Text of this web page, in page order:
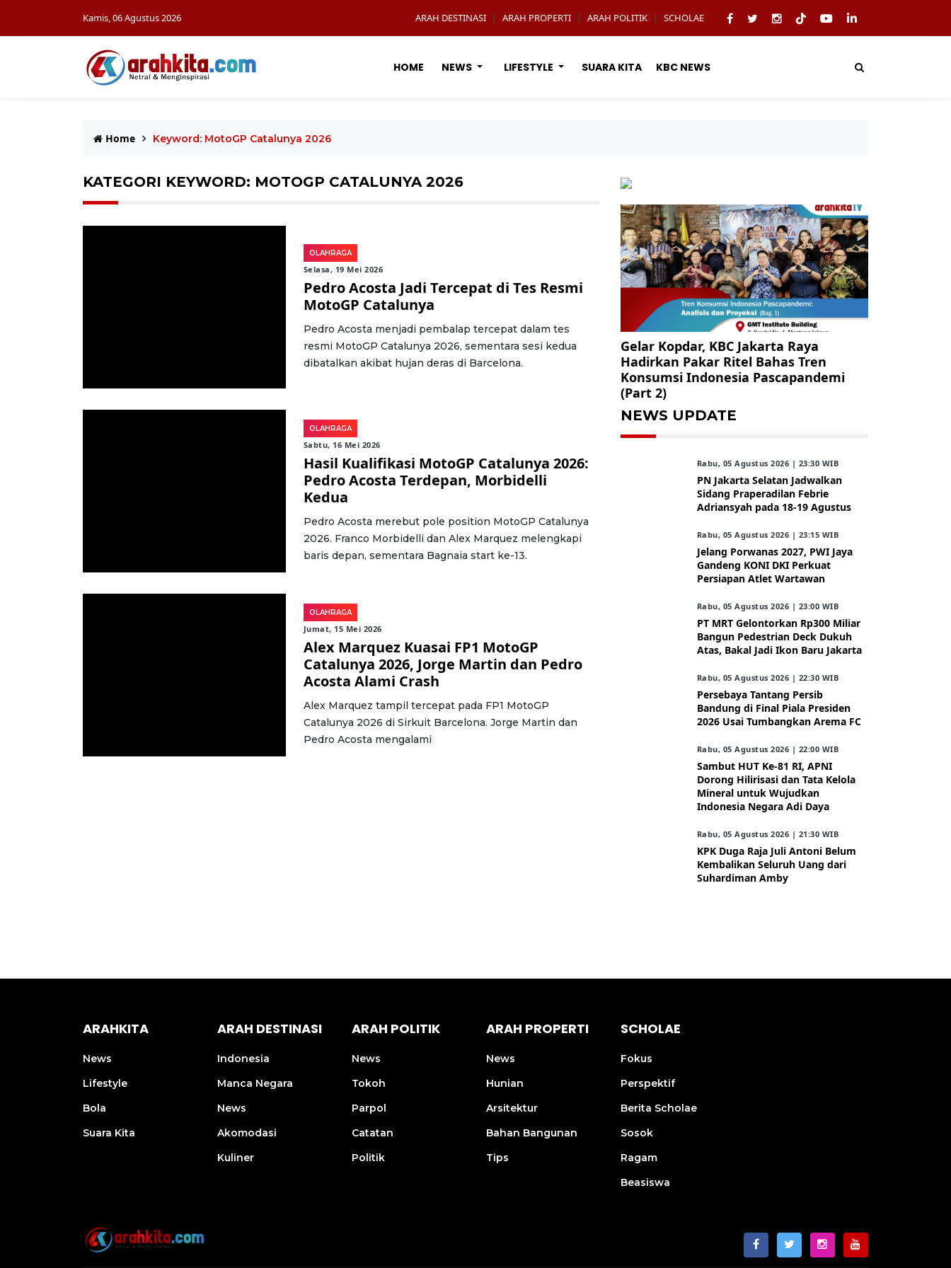
Kamis, 06 Agustus 2026 ARAH DESTINASI | ARAH PROPERTI | ARAH POLITIK | SCHOLAE
HOME NEWS LIFESTYLE SUARA KITA KBC NEWS
Home Keyword: MotoGP Catalunya 2026
KATEGORI KEYWORD: MOTOGP CATALUNYA 2026
OLAHRAGA
Selasa, 19 Mei 2026
Pedro Acosta Jadi Tercepat di Tes Resmi
MotoGP Catalunya
Pedro Acosta menjadi pembalap tercepat dalam tes
resmi MotoGP Catalunya 2026, sementara sesi kedua
dibatalkan akibat hujan deras di Barcelona.
OLAHRAGA
Sabtu, 16 Mei 2026
Hasil Kualifikasi MotoGP Catalunya 2026:
Pedro Acosta Terdepan, Morbidelli
Kedua
Pedro Acosta merebut pole position MotoGP Catalunya
2026. Franco Morbidelli dan Alex Marquez melengkapi
baris depan, sementara Bagnaia start ke-13.
OLAHRAGA
Jumat, 15 Mei 2026
Alex Marquez Kuasai FP1 MotoGP
Catalunya 2026, Jorge Martin dan Pedro
Acosta Alami Crash
Alex Marquez tampil tercepat pada FP1 MotoGP
Catalunya 2026 di Sirkuit Barcelona. Jorge Martin dan
Pedro Acosta mengalami
Gelar Kopdar, KBC Jakarta Raya
Hadirkan Pakar Ritel Bahas Tren
Konsumsi Indonesia Pascapandemi
(Part 2)
NEWS UPDATE
Rabu, 05 Agustus 2026 | 23:30 WIB
PN Jakarta Selatan Jadwalkan
Sidang Praperadilan Febrie
Adriansyah pada 18-19 Agustus
Rabu, 05 Agustus 2026 | 23:15 WIB
Jelang Porwanas 2027, PWI Jaya
Gandeng KONI DKI Perkuat
Persiapan Atlet Wartawan
Rabu, 05 Agustus 2026 | 23:00 WIB
PT MRT Gelontorkan Rp300 Miliar
Bangun Pedestrian Deck Dukuh
Atas, Bakal Jadi Ikon Baru Jakarta
Rabu, 05 Agustus 2026 | 22:30 WIB
Persebaya Tantang Persib
Bandung di Final Piala Presiden
2026 Usai Tumbangkan Arema FC
Rabu, 05 Agustus 2026 | 22:00 WIB
Sambut HUT Ke-81 RI, APNI
Dorong Hilirisasi dan Tata Kelola
Mineral untuk Wujudkan
Indonesia Negara Adi Daya
Rabu, 05 Agustus 2026 | 21:30 WIB
KPK Duga Raja Juli Antoni Belum
Kembalikan Seluruh Uang dari
Suhardiman Amby
ARAHKITA
News
Lifestyle
Bola
Suara Kita
ARAH DESTINASI
Indonesia
Manca Negara
News
Akomodasi
Kuliner
ARAH POLITIK
News
Tokoh
Parpol
Catatan
Politik
ARAH PROPERTI
News
Hunian
Arsitektur
Bahan Bangunan
Tips
SCHOLAE
Fokus
Perspektif
Berita Scholae
Sosok
Ragam
Beasiswa